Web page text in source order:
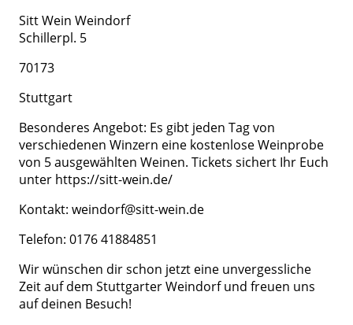
Sitt Wein Weindorf
Schillerpl. 5
70173
Stuttgart
Besonderes Angebot: Es gibt jeden Tag von
verschiedenen Winzern eine kostenlose Weinprobe
von 5 ausgewählten Weinen. Tickets sichert Ihr Euch
unter https://sitt-wein.de/
Kontakt: weindorf@sitt-wein.de
Telefon: 0176 41884851
Wir wünschen dir schon jetzt eine unvergessliche
Zeit auf dem Stuttgarter Weindorf und freuen uns
auf deinen Besuch!